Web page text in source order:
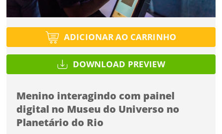
ADICIONAR AO CARRINHO
DOWNLOAD PREVIEW
Menino interagindo com painel
digital no Museu do Universo no
Planetário do Rio
Tipo de projeto
Formato
Tamanho
Tipo de projeto
Selecione
Você ainda não tem conta?
CADASTRE-SE
Tipo de projeto
Selecione
Formato
Tamanho